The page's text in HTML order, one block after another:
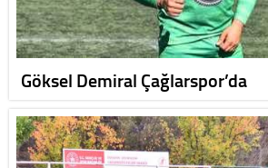
Göksel Demiral Çağlarspor’da